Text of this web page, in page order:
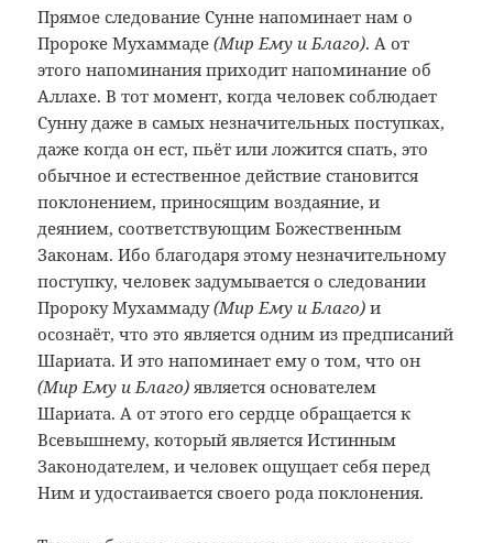
Прямое следование Сунне напоминает нам о
Пророке Мухаммаде(Мир Ему и Благо). А от
этого напоминания приходит напоминание об
Аллахе. В тот момент, когда человек соблюдает
Сунну даже в самых незначительных поступках,
даже когда он ест, пьёт или ложится спать, это
обычное и естественное действие становится
поклонением, приносящим воздаяние, и
деянием, соответствующим Божественным
Законам. Ибо благодаря этому незначительному
поступку, человек задумывается о следовании
Пророку Мухаммаду(Мир Ему и Благо) и
осознаёт, что это является одним из предписаний
Шариата. И это напоминает ему о том, что он
(Мир Ему и Благо) является основателем
Шариата. А от этого его сердце обращается к
Всевышнему, который является Истинным
Законодателем, и человек ощущает себя перед
Ним и удостаивается своего рода поклонения.